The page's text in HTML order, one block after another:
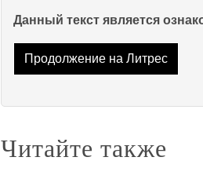
Данный текст является
Продолжение на Литрес
Читайте также